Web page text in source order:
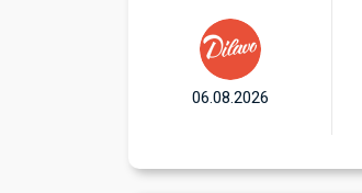
06.08.2026